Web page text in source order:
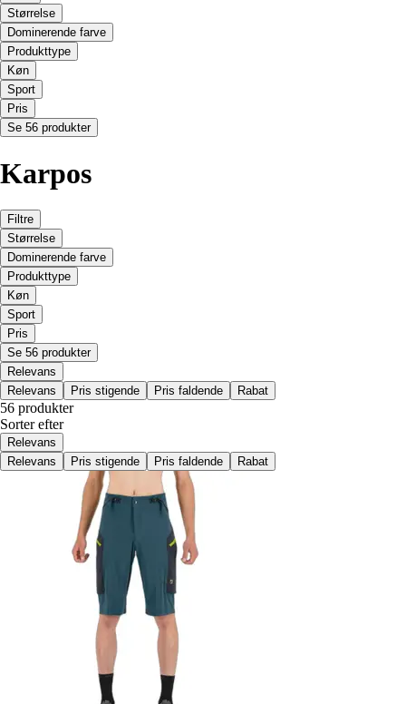
Størrelse
Dominerende farve
Produkttype
Køn
Sport
Pris
Se 56 produkter
Karpos
Filtre
Størrelse
Dominerende farve
Produkttype
Køn
Sport
Pris
Se 56 produkter
Relevans
Relevans
Pris stigende Pris faldende Rabat
56 produkter
Sorter efter
Relevans
Relevans
Pris stigende Pris faldende Rabat